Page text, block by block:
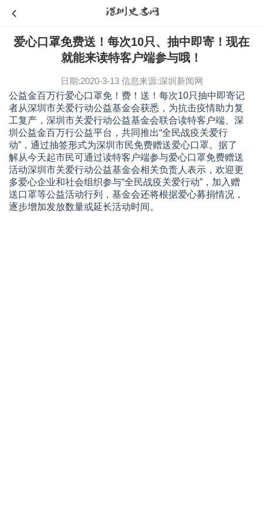
爱心口罩免费送！每次10只、抽中即寄！现在
就能来读特客户端参与哦！
日期:2020-3-13信息来源:深圳新闻网
公益金百万行爱心口罩免！费！送！每次10只抽中即寄记
者从深圳市关爱行动公益基金会获悉，为抗击疫情助力复
工复产，深圳市关爱行动公益基金会联合读特客户端、深
圳公益金百万行公益平台，共同推出“全民战疫关爱行
动”，通过抽签形式为深圳市民免费赠送爱心口罩。据了
解从今天起市民可通过读特客户端参与爱心口罩免费赠送
活动深圳市关爱行动公益基金会相关负责人表示，欢迎更
多爱心企业和社会组织参与“全民战疫关爱行动”，加入赠
送口罩等公益活动行列，基金会还将根据爱心募捐情况，
逐步增加发放数量或延长活动时间。